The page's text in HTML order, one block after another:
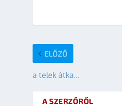
ELŐZŐ
a telek átka…
A SZERZŐRŐL